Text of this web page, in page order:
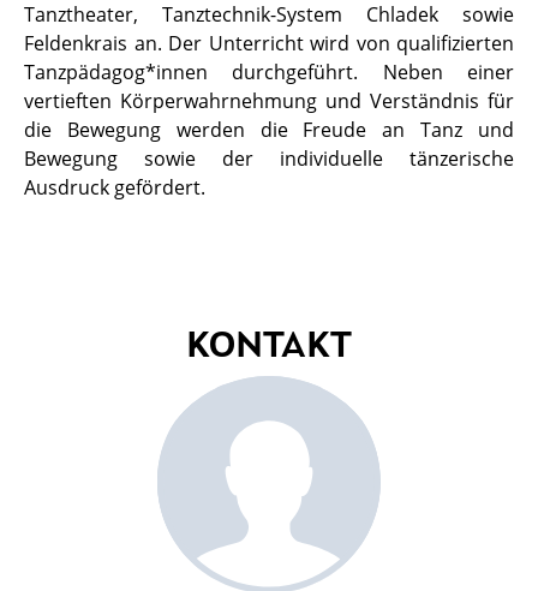
Tanztheater, Tanztechnik-System Chladek sowie
Feldenkrais an. Der Unterricht wird von qualifizierten
Tanzpädagog*innen durchgeführt. Neben einer
vertieften Körperwahrnehmung und Verständnis für
die Bewegung werden die Freude an Tanz und
Bewegung sowie der individuelle tänzerische
Ausdruck gefördert.
KONTAKT